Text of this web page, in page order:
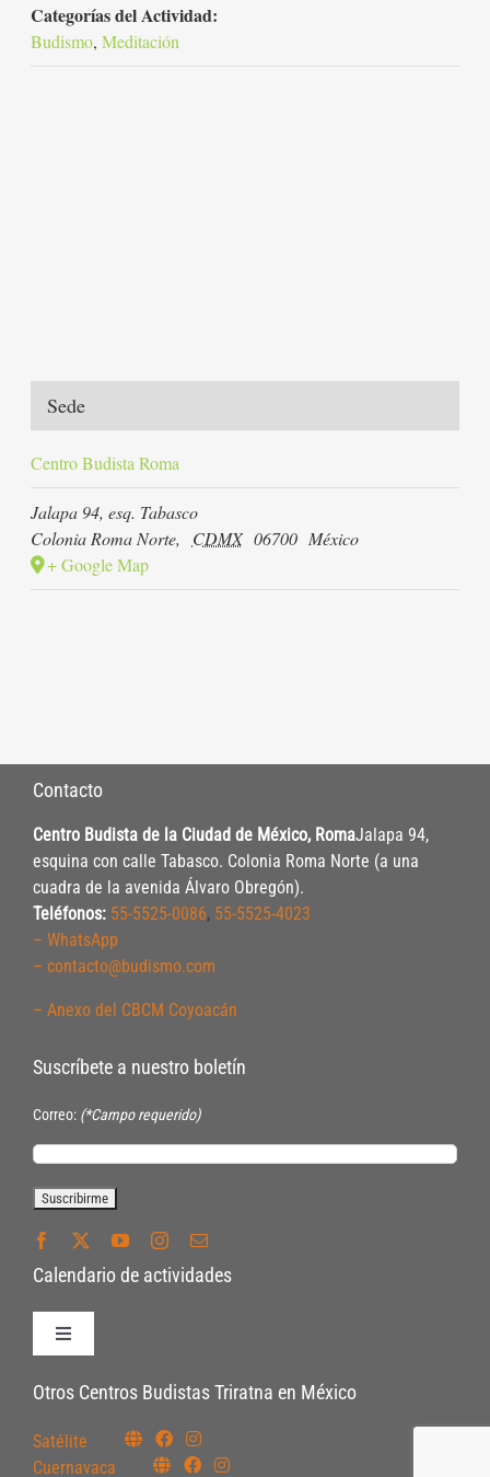
Categorías del Actividad:
Budismo,Meditación
Sede
Centro Budista Roma
Jalapa 94, esq. Tabasco
Colonia Roma Norte, CDMX 06700 México
+ Google Map
Contacto
Centro Budista de la Ciudad de México, RomaJalapa 94,
esquina con calle Tabasco. Colonia Roma Norte (a una
cuadra de la avenida Álvaro Obregón).
Teléfonos: 55-5525-0086, 55-5525-4023
– WhatsApp
– contacto@budismo.com
– Anexo del CBCM Coyoacán
Suscríbete a nuestro boletín
Correo: (*Campo requerido)
Calendario de actividades
Toggle
Políticas de Inscripción
Políticas Internas
Otros Centros Budistas Triratna en México
Satélite
Cuernavaca